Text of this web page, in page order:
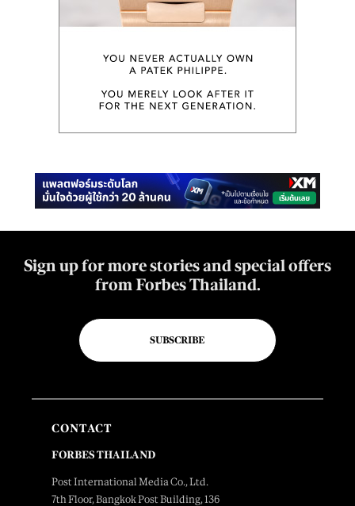
Sign up for more stories and special offers
from Forbes Thailand.
SUBSCRIBE
CONTACT
FORBES THAILAND
Post International Media Co., Ltd.
7th Floor, Bangkok Post Building, 136